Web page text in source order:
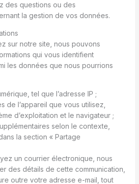
des questions ou des
la gestion de vos données.
sur notre site, nous pouvons
qui vous identifient
les données que nous pourrions
tel que l’adresse IP ;
de l’appareil que vous utilisez,
d’exploitation et le navigateur ;
selon le contexte,
la section « Partage
un courrier électronique, nous
des détails de cette communication,
outre votre adresse e-mail, tout